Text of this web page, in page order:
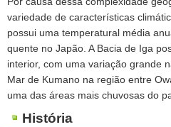
variedade de características
possui uma temperatural média
quente no Japão. A Bacia de Iga
interior, com uma variação grande
Mar de Kumano na região entre
uma das áreas mais chuvosas do
História